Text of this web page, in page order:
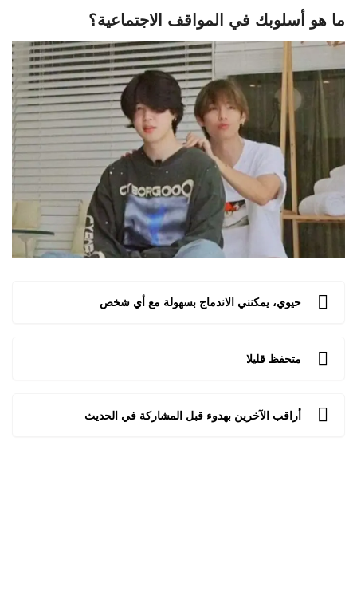
ما هو أسلوبك في المواقف الاجتماعية؟
حيوي، يمكنني الاندماج بسهولة مع أي شخص
متحفظ قليلا
أراقب الآخرين بهدوء قبل المشاركة في الحديث